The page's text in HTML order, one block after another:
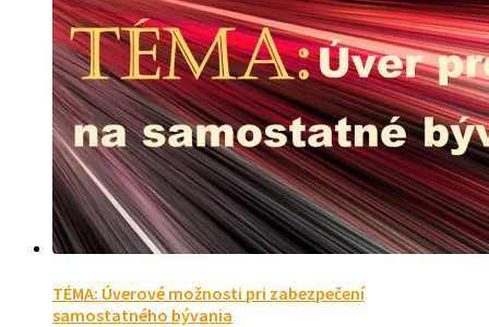
TÉMA: Úverové možnosti pri zabezpečení
samostatného bývania